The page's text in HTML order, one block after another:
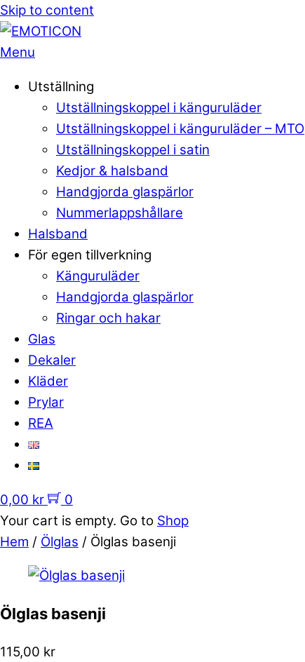
Skip to content
Menu
Utställning
Utställningskoppel i känguruläder
Utställningskoppel i känguruläder – MTO
Utställningskoppel i satin
Kedjor & halsband
Handgjorda glaspärlor
Nummerlappshållare
Halsband
För egen tillverkning
Känguruläder
Handgjorda glaspärlor
Ringar och hakar
Glas
Dekaler
Kläder
Prylar
REA
0,00 kr
0
Your cart is empty. Go to Shop
Hem / Ölglas / Ölglas basenji
Ölglas basenji
115,00 kr